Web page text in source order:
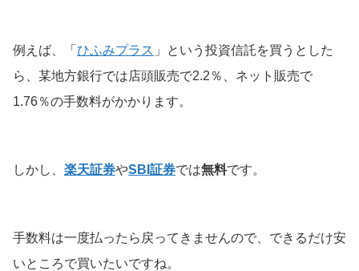
例えば、「 ひふみプラス 」という投資信託を買うとした
ら、某地方銀行では店頭販売で2.2％、ネット販売で
1.76％の手数料がかかります。
しかし、 楽天証券やSBI証券では無料です。
手数料は一度払ったら戻ってきませんので、できるだけ安
いところで買いたいですね。